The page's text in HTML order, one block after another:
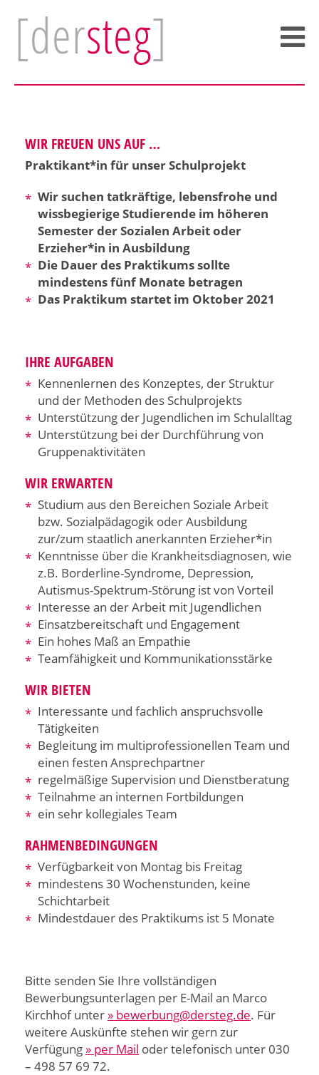
[dersteg]
WIR FREUEN UNS AUF …
Praktikant*in für unser Schulprojekt
Wir suchen tatkräftige, lebensfrohe und
wissbegierige Studierende im höheren
Semester der Sozialen Arbeit oder
Erzieher*in in Ausbildung
Die Dauer des Praktikums sollte
mindestens fünf Monate betragen
Das Praktikum startet im Oktober 2021
IHRE AUFGABEN
Kennenlernen des Konzeptes, der Struktur
und der Methoden des Schulprojekts
Unterstützung der Jugendlichen im Schulalltag
Unterstützung bei der Durchführung von
Gruppenaktivitäten
WIR ERWARTEN
Studium aus den Bereichen Soziale Arbeit
bzw. Sozialpädagogik oder Ausbildung
zur/zum staatlich anerkannten Erzieher*in
Kenntnisse über die Krankheitsdiagnosen, wie
z.B. Borderline-Syndrome, Depression,
Autismus-Spektrum-Störung ist von Vorteil
Interesse an der Arbeit mit Jugendlichen
Einsatzbereitschaft und Engagement
Ein hohes Maß an Empathie
Teamfähigkeit und Kommunikationsstärke
WIR BIETEN
Interessante und fachlich anspruchsvolle
Tätigkeiten
Begleitung im multiprofessionellen Team und
einen festen Ansprechpartner
regelmäßige Supervision und Dienstberatung
Teilnahme an internen Fortbildungen
ein sehr kollegiales Team
RAHMENBEDINGUNGEN
Verfügbarkeit von Montag bis Freitag
mindestens 30 Wochenstunden, keine
Schichtarbeit
Mindestdauer des Praktikums ist 5 Monate
Bitte senden Sie Ihre vollständigen
Bewerbungsunterlagen per E-Mail an Marco
Kirchhof unter» bewerbung@dersteg.de. Für
weitere Auskünfte stehen wir gern zur
Verfügung» per Mail oder telefonisch unter 030
– 498 57 69 72.